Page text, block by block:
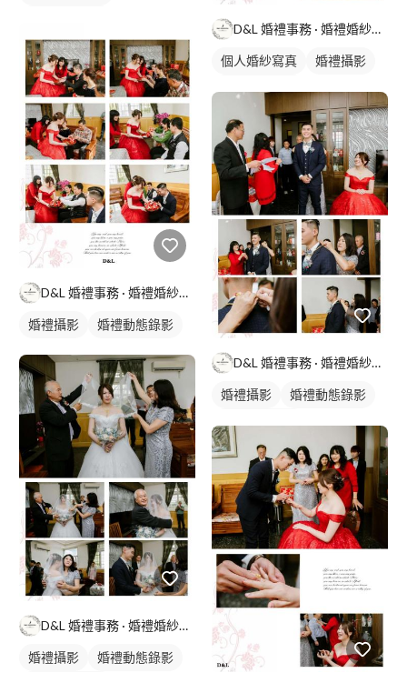
D&L 婚禮事務 · 婚禮婚紗攝影
婚禮攝影 婚禮動態錄影
D&L 婚禮事務 · 婚禮婚紗攝影
婚禮攝影
婚禮動態錄影
D&L 婚禮事務 · 婚禮婚紗攝影
個人婚紗寫真
婚禮攝影
婚禮平面攝影
D&L 婚禮事務 · 婚禮婚紗攝影
婚禮攝影
婚禮動態錄影